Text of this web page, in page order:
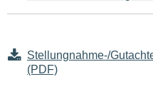
Stellungnahme-/
(PDF)